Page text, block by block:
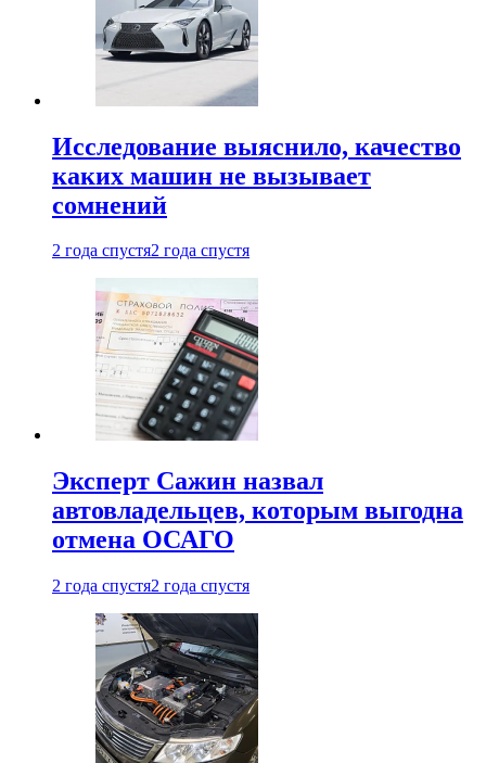
Исследование выяснило, качество
каких машин не вызывает
сомнений
2 года спустя2 года спустя
Эксперт Сажин назвал
автовладельцев, которым выгодна
отмена ОСАГО
2 года спустя2 года спустя